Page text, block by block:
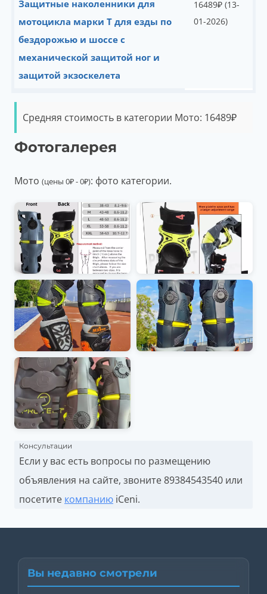
Защитные наколенники для
мотоцикла марки T для езды по
бездорожью и шоссе с
механической защитой ног и
защитой экзоскелета
16489₽ (13-
01-2026)
Средняя стоимость в категории Мото: 16489₽
Фотогалерея
Мото (цены 0₽-0₽): фото категории.
Консультации
Если у вас есть вопросы по размещению
объявления на сайте, звоните89384543540 или
посетите компанию iCeni.
Вы недавно смотрели